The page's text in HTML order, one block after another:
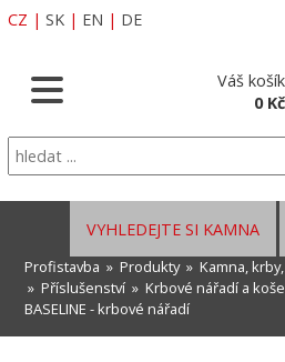
CZ | SK | EN | DE
Váš košík
0 Kč
VYHLEDEJTE SI KAMNA
Profistavba » Produkty» Kamna,
» Příslušenství » Krbové nářadí a koše
BASELINE - krbové nářadí